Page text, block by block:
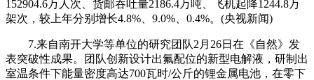
152904.6万人次、货邮吞吐量2186.4万吨、飞机起降1244.8万
架次，较上年分别增长4.8%、9.0%、0.4%。(央视新闻)
7.来自南开大学等单位的研究团队2月26日在《自然》发
表突破性成果。团队创新设计出氟配位的新型电解液，研制出
室温条件下能量密度高达700瓦时/公斤的锂金属电池，在零下